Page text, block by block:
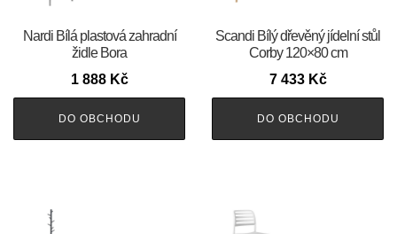
Nardi Bílá plastová zahradní
židle Bora
1 888 Kč
DO OBCHODU
Scandi Bílý dřevěný jídelní stůl
Corby 120×80 cm
7 433 Kč
DO OBCHODU